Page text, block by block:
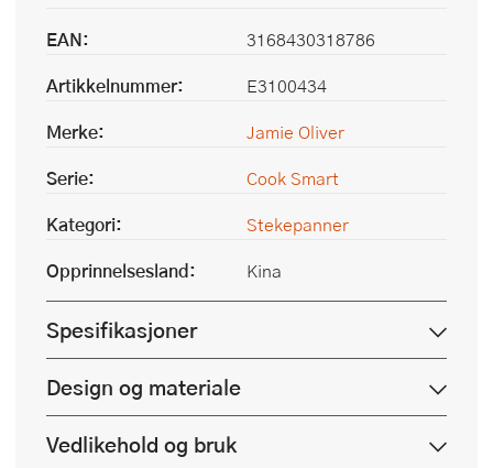
EAN:
3168430318786
Artikkelnummer:
E3100434
Merke:
Jamie Oliver
Serie:
Cook Smart
Kategori:
Stekepanner
Opprinnelsesland:
Kina
Spesifikasjoner
Design og materiale
Vedlikehold og bruk